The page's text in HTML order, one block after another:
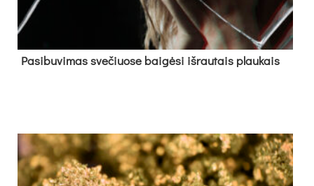
Pa­si­bu­vi­mas sve­čiuo­se bai­gė­si iš­rau­tais plau­kais